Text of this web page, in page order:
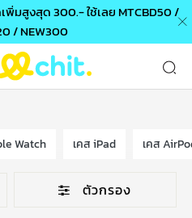
มสูงสุด 300.- ใช้เลย MTCBD50 /
/ NEW300
Watch เคส iPad เคส
ตัวกรอง